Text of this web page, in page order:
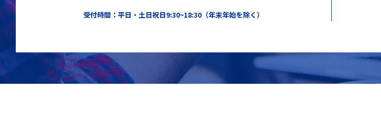
受付時間：平日・土日祝日9:30~18:30（年末年始を除く）